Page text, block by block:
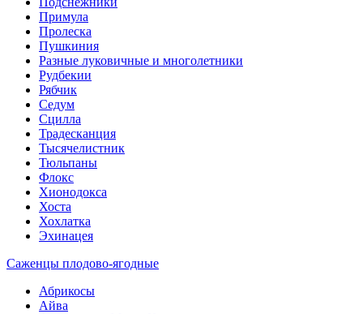
Примула
Пролеска
Пушкиния
Разные луковичные и многолетники
Рудбекии
Рябчик
Седум
Сцилла
Традесканция
Тысячелистник
Тюльпаны
Флокс
Хионодокса
Хоста
Хохлатка
Эхинацея
Саженцы плодово-ягодные
Абрикосы
Айва